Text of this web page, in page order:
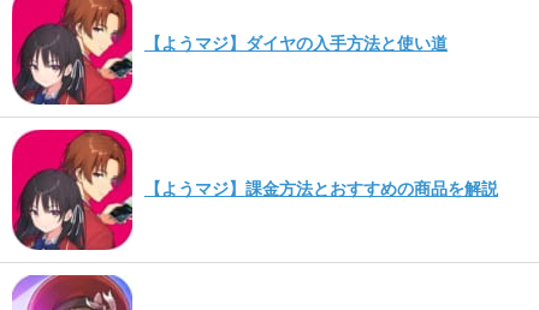
【ようマジ】ダイヤの入手方法と使い道
【ようマジ】課金方法とおすすめの商品を解説